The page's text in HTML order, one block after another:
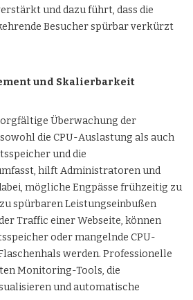
und dazu führt, dass die
Besucher spürbar verkürzt
und Skalierbarkeit
Überwachung der
die CPU-Auslastung als auch
und die
hilft Administratoren und
mögliche Engpässe frühzeitig zu
spürbaren Leistungseinbußen
Traffic einer Webseite, können
oder mangelnde CPU-
werden. Professionelle
Monitoring-Tools, die
und automatische